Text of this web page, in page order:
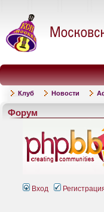
Клуб Новости
Форум
Вход